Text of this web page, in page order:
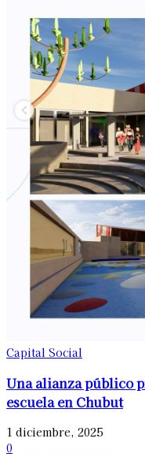
Capital Social
Una alianza público
escuela en Chubut
1 diciembre, 2025
0